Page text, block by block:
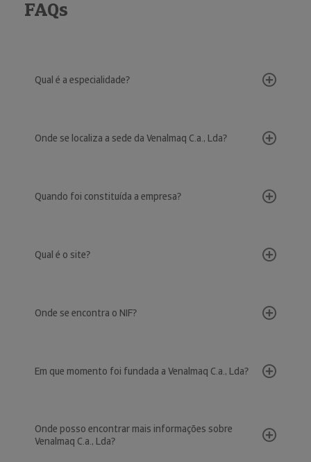
FAQs
Qual é a especialidade?
Onde se localiza a sede da Venalmaq C.a., Lda?
Quando foi constituída a empresa?
Qual é o site?
Onde se encontra o NIF?
Em que momento foi fundada a Venalmaq C.a., Lda?
Onde posso encontrar mais informações sobre
Venalmaq C.a., Lda?